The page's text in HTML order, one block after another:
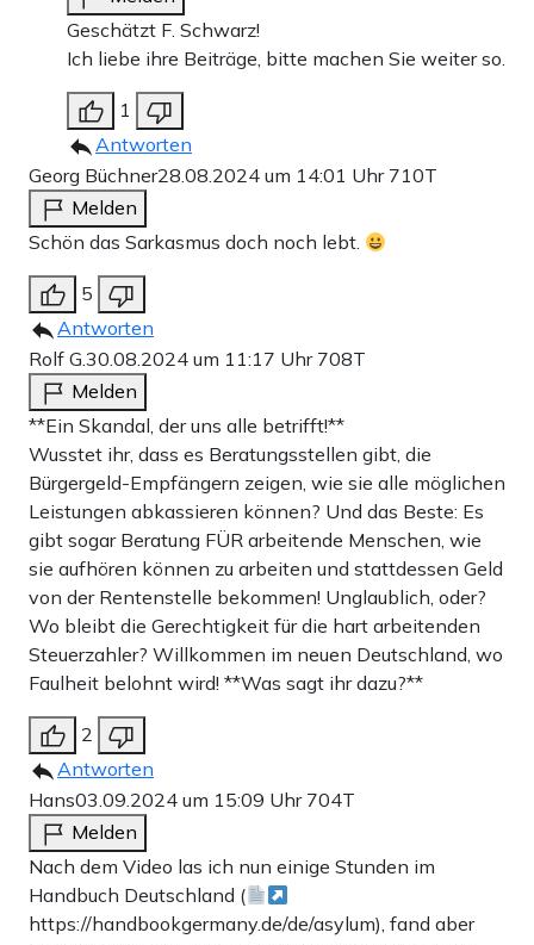
Geschätzt F. Schwarz!
Ich liebe ihre Beiträge, bitte machen Sie weiter so.
1
Antworten
Georg Büchner28.08.2024 um 14:01 Uhr 710T
Melden
Schön das Sarkasmus doch noch lebt.
5
Antworten
Rolf G.30.08.2024 um 11:17 Uhr 708T
Melden
**Ein Skandal, der uns alle betrifft!**
Wusstet ihr, dass es Beratungsstellen gibt, die
Bürgergeld-Empfängern zeigen, wie sie alle möglichen
Leistungen abkassieren können? Und das Beste: Es
gibt sogar Beratung FÜR arbeitende Menschen, wie
sie aufhören können zu arbeiten und stattdessen Geld
von der Rentenstelle bekommen! Unglaublich, oder?
Wo bleibt die Gerechtigkeit für die hart arbeitenden
Steuerzahler? Willkommen im neuen Deutschland, wo
Faulheit belohnt wird! **Was sagt ihr dazu?**
2
Antworten
Hans03.09.2024 um 15:09 Uhr 704T
Melden
Nach dem Video las ich nun einige Stunden im
Handbuch Deutschland (
https://handbookgermany.de/de/asylum), fand aber